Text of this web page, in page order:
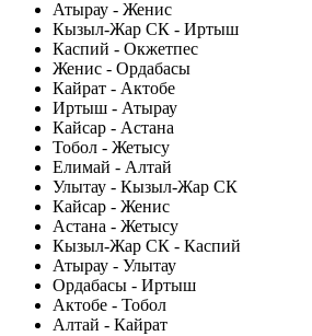
Атырау - Женис
Кызыл-Жар СК - Иртыш
Каспий - Окжетпес
Женис - Ордабасы
Кайрат - Актобе
Иртыш - Атырау
Кайсар - Астана
Тобол - Жетысу
Елимай - Алтай
Улытау - Кызыл-Жар СК
Кайсар - Женис
Астана - Жетысу
Кызыл-Жар СК - Каспий
Атырау - Улытау
Ордабасы - Иртыш
Актобе - Тобол
Алтай - Кайрат